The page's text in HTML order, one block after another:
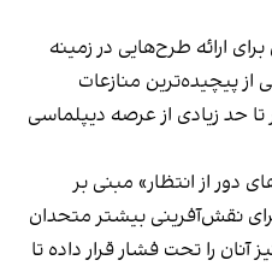
ارائه طرح‌هایی در زمینه
پیچیده‌ترین منازعات
حد زیادی از عرصه دیپلماسی
دور از انتظار» مبنی بر
نقش‌آفرینی بیشتر متحدان
را تحت فشار قرار داده تا